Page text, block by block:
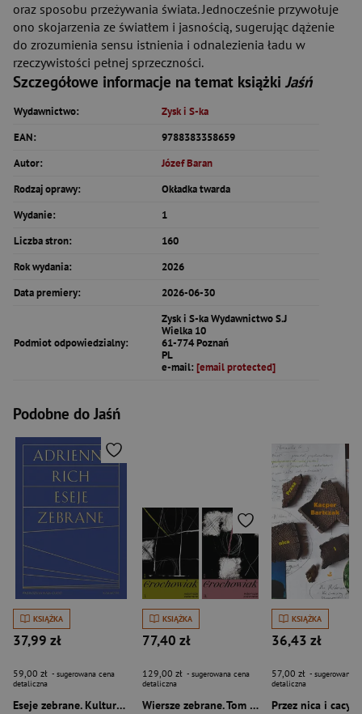
oraz sposobu przeżywania świata. Jednocześnie przywołuje
ono skojarzenia ze światłem i jasnością, sugerując dążenie
do zrozumienia sensu istnienia i odnalezienia ładu w
rzeczywistości pełnej sprzeczności.
Szczegółowe informacje na temat książki Jaśń
Wydawnictwo:
Zysk i S-ka
EAN:
9788383358659
Autor:
Józef Baran
Rodzaj oprawy:
Okładka twarda
Wydanie:
1
Liczba stron:
160
Rok wydania:
2026
Data premiery:
2026-06-30
Podmiot odpowiedzialny:
Zysk i S-ka Wydawnictwo S.J
Wielka 10
61-774 Poznań
PL
e-mail: [email protected]
Podobne do Jaśń
KSIĄŻKA
37,99 zł
59,00 zł - sugerowana cena
detaliczna
Eseje zebrane. Kultura, polityka i sztuka poezji wyd. 2
KSIĄŻKA
77,40 zł
129,00 zł - sugerowana cena
detaliczna
Wiersze zebrane. Tom 1-2
KSIĄŻKA
36,43 zł
57,00 zł - sugerowana
detaliczna
Przez nica i cacy